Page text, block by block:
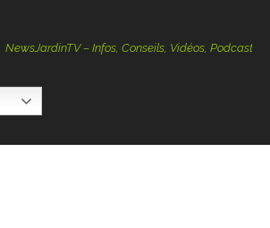
– Infos, Conseils, Vidéos, Podcasts – 100